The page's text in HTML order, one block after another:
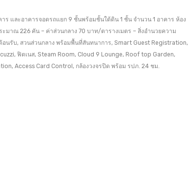
ร และอาคารจอดรถแยก 9 ชั้นพร้อมชั้นใต้ดิน 1 ชั้น จำนวน 1 อาคาร ห้อง
าณ 226 คัน – ค่าส่วนกลาง 70 บาท/ตารางเมตร – สิ่งอำนวยความ
นรับ, สวนส่วนกลาง พร้อมพื้นที่สันทนาการ, Smart Guest Registration,
ฟิตเนส, Steam Room, Cloud 9 Lounge, Roof top Garden,
Access Card Control, กล้องวงจรปิด พร้อม รปภ. 24 ชม.